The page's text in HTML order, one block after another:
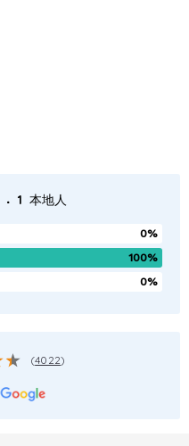
. 1 本地人
0%
100%
0%
(4022)